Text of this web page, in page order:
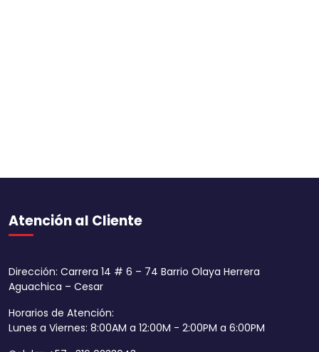
Atención al Cliente
Dirección: Carrera 14 # 6 – 74 Barrio Olaya Herrera
Aguachica – Cesar
Horarios de Atención:
Lunes a Viernes: 8:00AM a 12:00M - 2:00PM a 6:00PM